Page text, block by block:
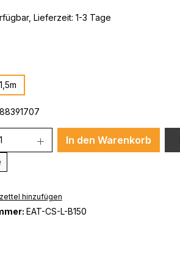
Lieferzeit: 1-3 Tage
1,5m
In den Warenkorb
hinzufügen
EAT-CS-L-B150